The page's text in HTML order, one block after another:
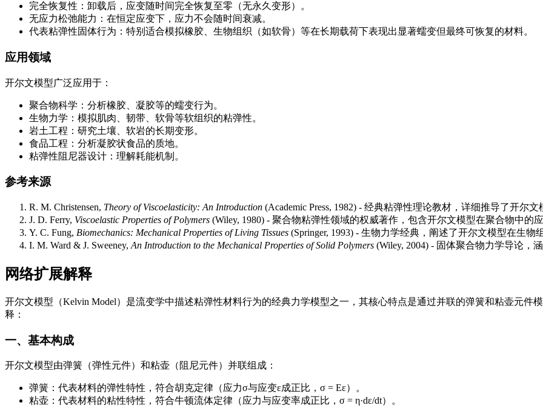
完全恢复性：卸载后，应变随时间完全恢复至零（无永久变形）。
无应力松弛能力：在恒定应变下，应力不会随时间衰减。
代表粘弹性固体行为：特别适合模拟橡胶、生物组织（如软骨）等在长期载荷下表现出显著蠕变但最终可恢复的材料。
应用领域
开尔文模型广泛应用于：
聚合物科学：分析橡胶、凝胶等的蠕变行为。
生物力学：模拟肌肉、韧带、软骨等软组织的粘弹性。
岩土工程：研究土壤、软岩的长期变形。
食品工程：分析凝胶状食品的质地。
粘弹性阻尼器设计：理解耗能机制。
参考来源
R. M. Christensen, Theory of Viscoelasticity: An Introduction (Academic Press, 1982) - 经典粘弹性理论教材，详细推导了开尔文
J. D. Ferry, Viscoelastic Properties of Polymers (Wiley, 1980) - 聚合物粘弹性领域的权威著作，包含开尔文模型在聚合物中的应
Y. C. Fung, Biomechanics: Mechanical Properties of Living Tissues (Springer, 1993) - 生物力学经典，阐述了开尔文模型在生物
I. M. Ward & J. Sweeney, An Introduction to the Mechanical Properties of Solid Polymers (Wiley, 2004) - 固体聚合物力学导论，
网络扩展解释
开尔文模型（Kelvin Model）是流变学中描述粘弹性材料行为的经典力学模型之一，其核心特点是通过并联的弹簧和粘壶元件
释：
一、基本构成
开尔文模型由弹簧（弹性元件）和粘壶（阻尼元件）并联组成：
弹簧：代表材料的弹性特性，符合胡克定律（应力σ与应变ε成正比，σ = Eε）。
粘壶：代表材料的粘性特性，符合牛顿流体定律（应力与应变率成正比，σ = η·dε/dt）。